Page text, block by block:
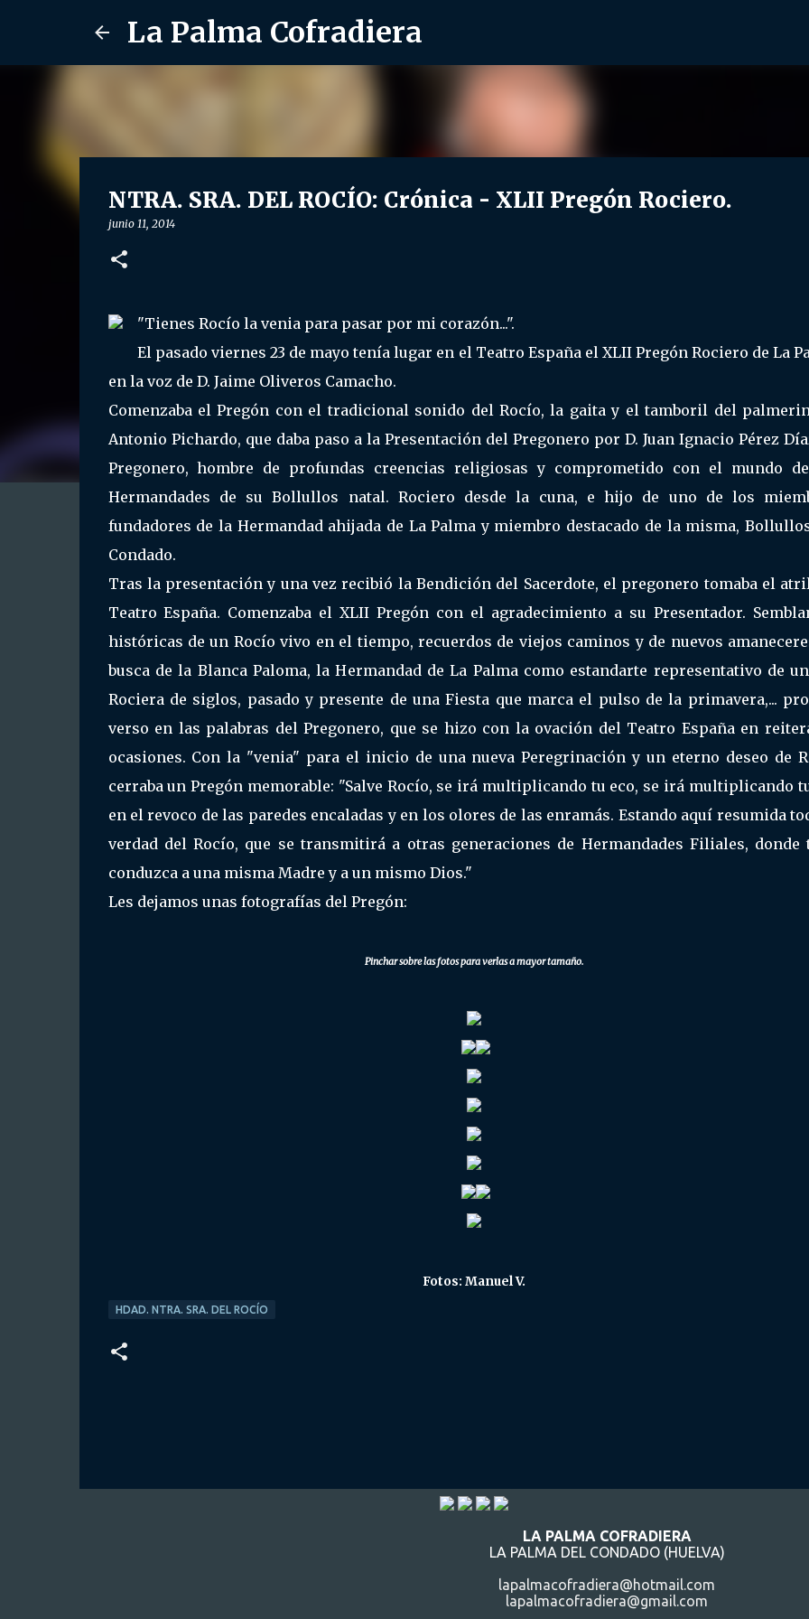
La Palma Cofradiera
NTRA. SRA. DEL ROCÍO: Crónica - XLII Pregón Rociero.
junio 11, 2014
"Tienes Rocío la venia para pasar por mi corazón...".
El pasado viernes 23 de mayo tenía lugar en el Teatro España el XLII Pregón Rociero de La
en la voz de D. Jaime Oliveros Camacho.
Comenzaba el Pregón con el tradicional sonido del Rocío, la gaita y el tamboril del
Antonio Pichardo, que daba paso a la Presentación del Pregonero por D. Juan Ignacio Pérez
Pregonero, hombre de profundas creencias religiosas y comprometido con el mundo
Hermandades de su Bollullos natal. Rociero desde la cuna, e hijo de uno de los
fundadores de la Hermandad ahijada de La Palma y miembro destacado de la misma,
Condado.
Tras la presentación y una vez recibió la Bendición del Sacerdote, el pregonero tomaba el
Teatro España. Comenzaba el XLII Pregón con el agradecimiento a su Presentador.
históricas de un Rocío vivo en el tiempo, recuerdos de viejos caminos y de nuevos
busca de la Blanca Paloma, la Hermandad de La Palma como estandarte representativo de
Rociera de siglos, pasado y presente de una Fiesta que marca el pulso de la primavera,...
verso en las palabras del Pregonero, que se hizo con la ovación del Teatro España en
ocasiones. Con la "venia" para el inicio de una nueva Peregrinación y un eterno deseo de
cerraba un Pregón memorable: "Salve Rocío, se irá multiplicando tu eco, se irá multiplicando
en el revoco de las paredes encaladas y en los olores de las enramás. Estando aquí resumida
verdad del Rocío, que se transmitirá a otras generaciones de Hermandades Filiales, donde
conduzca a una misma Madre y a un mismo Dios."
Les dejamos unas fotografías del Pregón:
Pinchar sobre las fotos para verlas a mayor tamaño.
Fotos: Manuel V.
HDAD. NTRA. SRA. DEL ROCÍO
LA PALMA COFRADIERA
LA PALMA DEL CONDADO (HUELVA)
lapalmacofradiera@hotmail.com
lapalmacofradiera@gmail.com